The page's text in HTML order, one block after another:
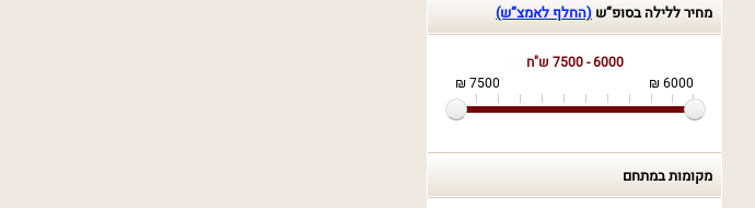
מחיר ללילה בסופ“ש (החלף לאמצ“ש)
6000 - 7500 ש"ח
6000 ₪
7500 ₪
מקומות במתחם